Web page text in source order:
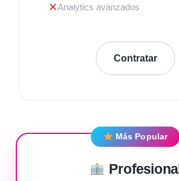
✕Analytics avanzados
Contratar
Más Popular
Profesional